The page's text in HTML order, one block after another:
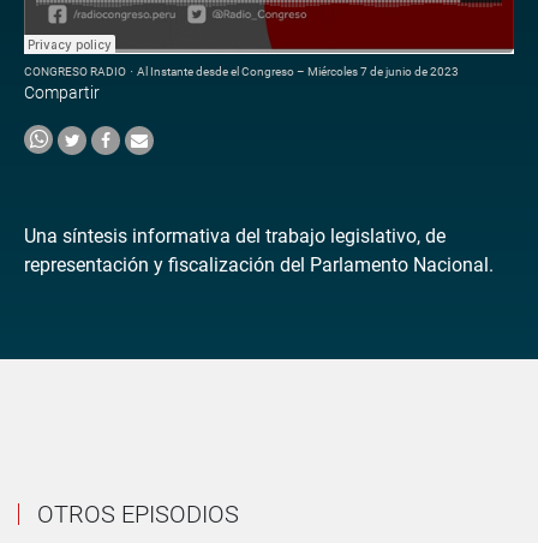
CONGRESO RADIO · Al Instante desde el Congreso – Miércoles 7 de junio de 2023
Compartir
Una síntesis informativa del trabajo legislativo, de
representación y fiscalización del Parlamento Nacional.
OTROS EPISODIOS